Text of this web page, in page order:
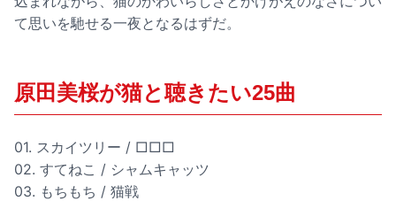
て思いを馳せる一夜となるはずだ。
原田美桜が猫と聴きたい25曲
01. スカイツリー / □□□
02. すてねこ / シャムキャッツ
03. もちもち / 猫戦